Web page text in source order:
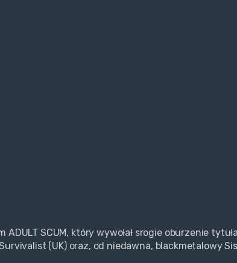
ADULT SCUM, który wywołał srogie oburzenie
(UK) oraz, od niedawna, blackmetalowy